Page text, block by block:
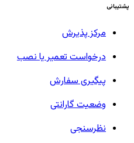
پشتیبانی
مرکز پذیرش
درخواست تعمیر یا نصب
پیگیری سفارش
وضعیت گارانتی
نظرسنجی